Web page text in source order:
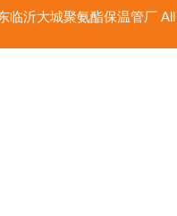
临沂大城聚氨酯保温管厂